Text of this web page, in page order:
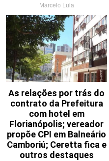
Marcelo Lula
As relações por trás do
contrato da Prefeitura
com hotel em
Florianópolis; vereador
propõe CPI em Balneário
Camboriú; Ceretta fica e
outros destaques